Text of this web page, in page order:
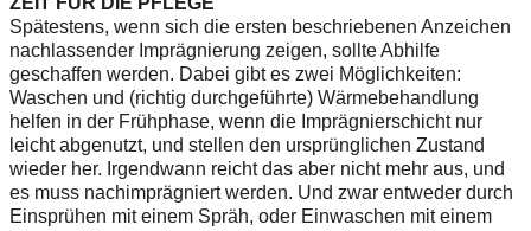
Spätestens, wenn sich die ersten beschriebenen Anzeichen
nachlassender Imprägnierung zeigen, sollte Abhilfe
geschaffen werden. Dabei gibt es zwei Möglichkeiten:
Waschen und (richtig durchgeführte) Wärmebehandlung
helfen in der Frühphase, wenn die Imprägnierschicht nur
leicht abgenutzt, und stellen den ursprünglichen Zustand
wieder her. Irgendwann reicht das aber nicht mehr aus, und
es muss nachimprägniert werden. Und zwar entweder durch
Einsprühen mit einem Spräh, oder Einwaschen mit einem